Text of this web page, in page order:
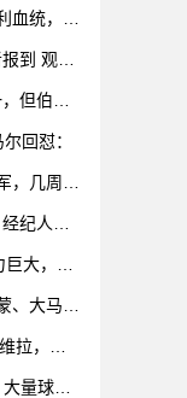
统，库
到 观摩
但伯恩
回怼：
几周前
纪人：
大，决
、大马
拉，今
量球员